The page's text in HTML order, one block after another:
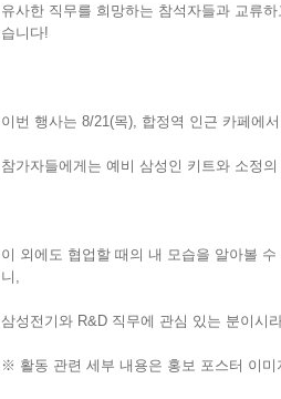
유사한 직무를 희망하는 참석자들과 교류
습니다!
이번 행사는 8/21(목), 합정역 인근 카페에
참가자들에게는 예비 삼성인 키트와 소정
이 외에도 협업할 때의 내 모습을 알아볼
니,
삼성전기와 R&D 직무에 관심 있는 분이시
※ 활동 관련 세부 내용은 홍보 포스터 이미